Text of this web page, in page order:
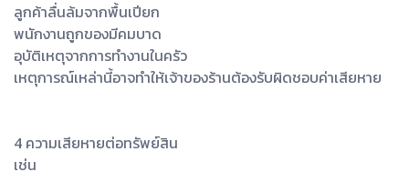
ลูกค้าลื่นล้มจากพื้นเปียก
พนักงานถูกของมีคมบาด
อุบัติเหตุจากการทำงานในครัว
เหตุการณ์เหล่านี้อาจทำให้เจ้าของร้านต้องรับผิดชอบค่าเสียหาย
4 ความเสียหายต่อทรัพย์สิน
เช่น